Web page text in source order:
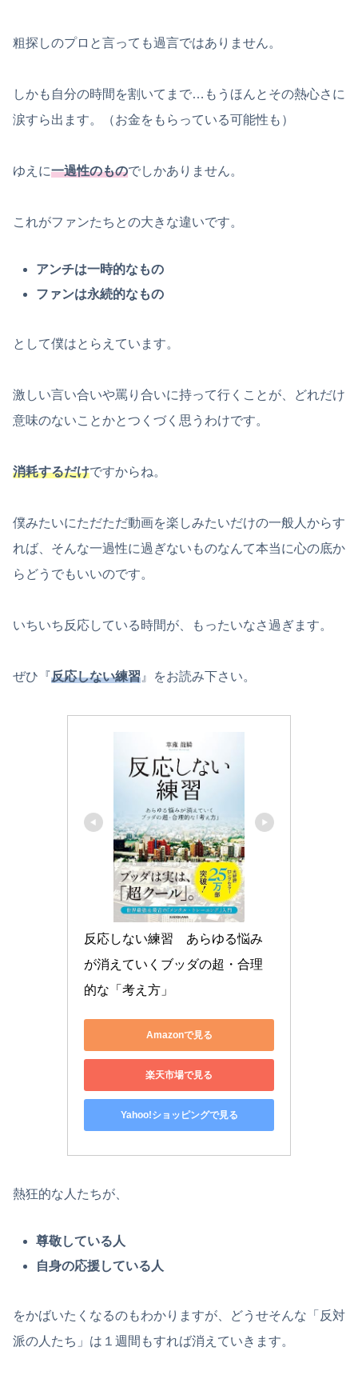
粗探しのプロと言っても過言ではありません。
しかも自分の時間を割いてまで…もうほんとその熱心さに
涙すら出ます。（お金をもらっている可能性も）
ゆえに一過性のものでしかありません。
これがファンたちとの大きな違いです。
アンチは一時的なもの
ファンは永続的なもの
として僕はとらえています。
激しい言い合いや罵り合いに持って行くことが、どれだけ
意味のないことかとつくづく思うわけです。
消耗するだけですからね。
僕みたいにただただ動画を楽しみたいだけの一般人からす
れば、そんな一過性に過ぎないものなんて本当に心の底か
らどうでもいいのです。
いちいち反応している時間が、もったいなさ過ぎます。
ぜひ『反応しない練習 』をお読み下さい。
反応しない練習　あらゆる悩み
が消えていくブッダの超・合理
的な「考え方」
Amazonで見る
楽天市場で見る
Yahoo!ショッピングで見る
熱狂的な人たちが、
尊敬している人
自身の応援している人
をかばいたくなるのもわかりますが、どうせそんな「反対
派の人たち」は１週間もすれば消えていきます。